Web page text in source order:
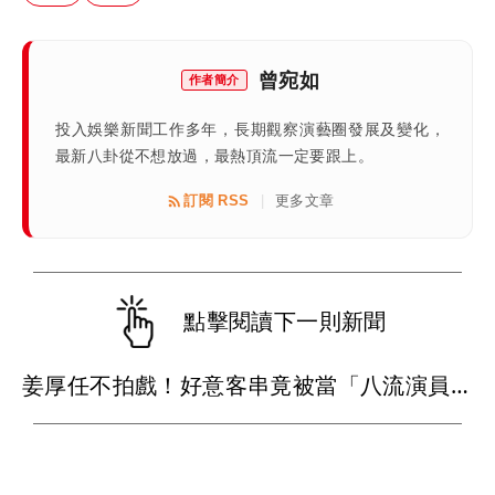
作者簡介 曾宛如
投入娛樂新聞工作多年，長期觀察演藝圈發展及變化，
最新八卦從不想放過，最熱頂流一定要跟上。
訂閱 RSS 更多文章
點擊閱讀下一則新聞
姜厚任不拍戲！好意客串竟被當「八流演員」 靠女友晉升姜總裁